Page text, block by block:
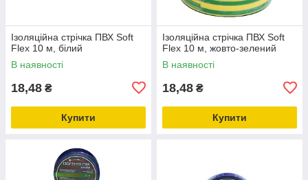
Ізоляційна стрічка ПВХ Soft
Flex 10 м, білий
В наявності
18,48 ₴
Купити
Ізоляційна стрічка ПВХ Soft
Flex 10 м, жовто-зелений
В наявності
18,48 ₴
Купити